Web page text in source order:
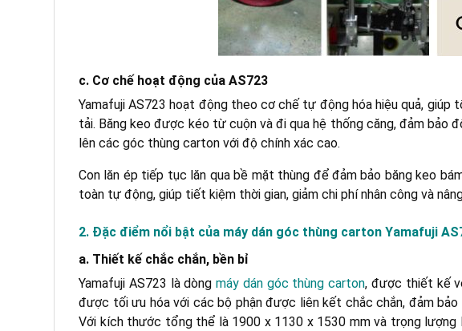
c. Cơ chế hoạt động của AS723
Yamafuji AS723 hoạt động theo cơ chế tự động hóa hiệu quả,
tải. Băng keo được kéo từ cuộn và đi qua hệ thống căng, đảm bảo
lên các góc thùng carton với độ chính xác cao.
Con lăn ép tiếp tục lăn qua bề mặt thùng để đảm bảo băng keo
toàn tự động, giúp tiết kiệm thời gian, giảm chi phí nhân công và
2. Đặc điểm nổi bật của máy dán góc thùng carton Yamafuji
a. Thiết kế chắc chắn, bền bỉ
Yamafuji AS723 là dòngmáy dán góc thùng carton, được thiết kế
được tối ưu hóa với các bộ phận được liên kết chắc chắn, đảm
Với kích thước tổng thể là 1900 x 1130 x 1530 mm và trọng